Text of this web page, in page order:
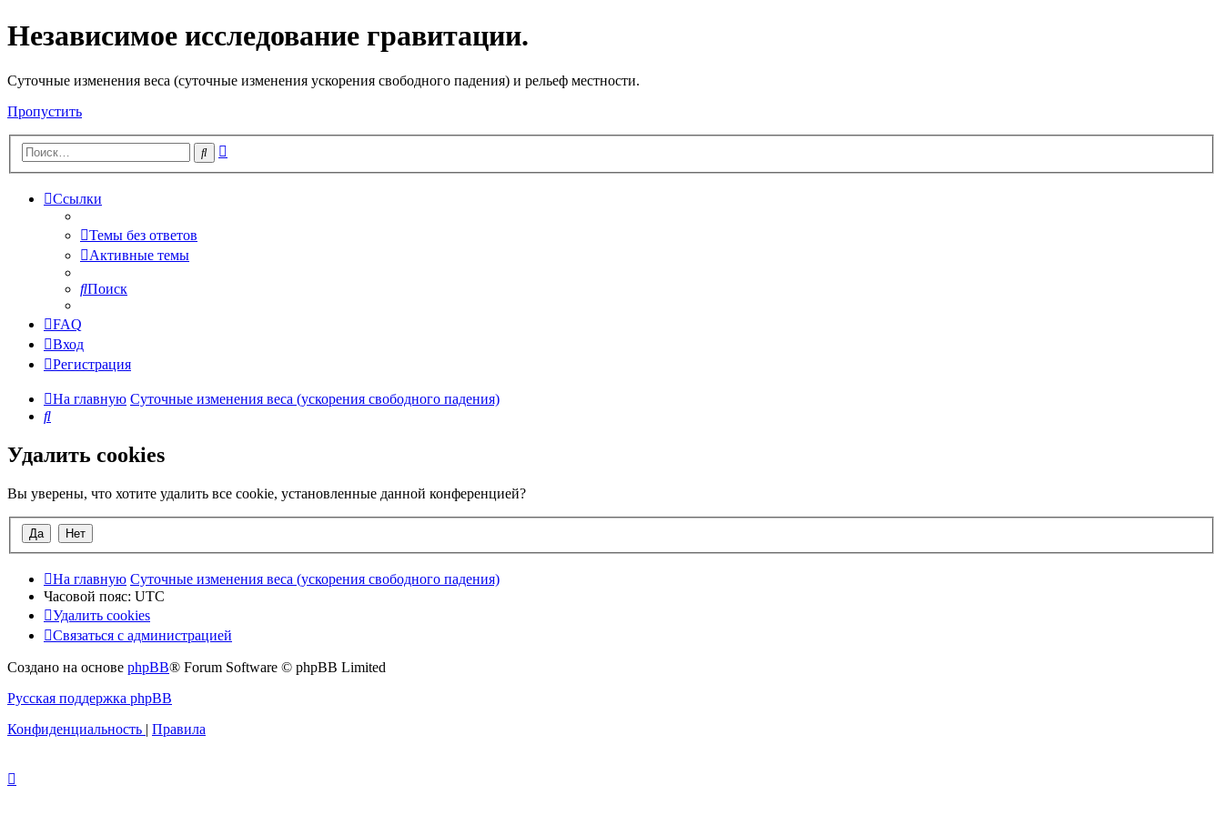
Независимое исследование гравитации.
Cуточные изменения веса (суточные изменения ускорения свободного падения) и рельеф местности.
Пропустить
Поиск
Ссылки
Темы без ответов
Активные темы
Поиск
FAQ
Вход
Регистрация
На главную Суточные изменения веса (ускорения свободного падения)
Поиск
Удалить cookies
Вы уверены, что хотите удалить все cookie, установленные данной конференцией?
На главную Суточные изменения веса (ускорения свободного падения)
Часовой пояс: UTC
Удалить cookies
Связаться с администрацией
Создано на основе phpBB® Forum Software © phpBB Limited
Русская поддержка phpBB
Конфиденциальность | Правила